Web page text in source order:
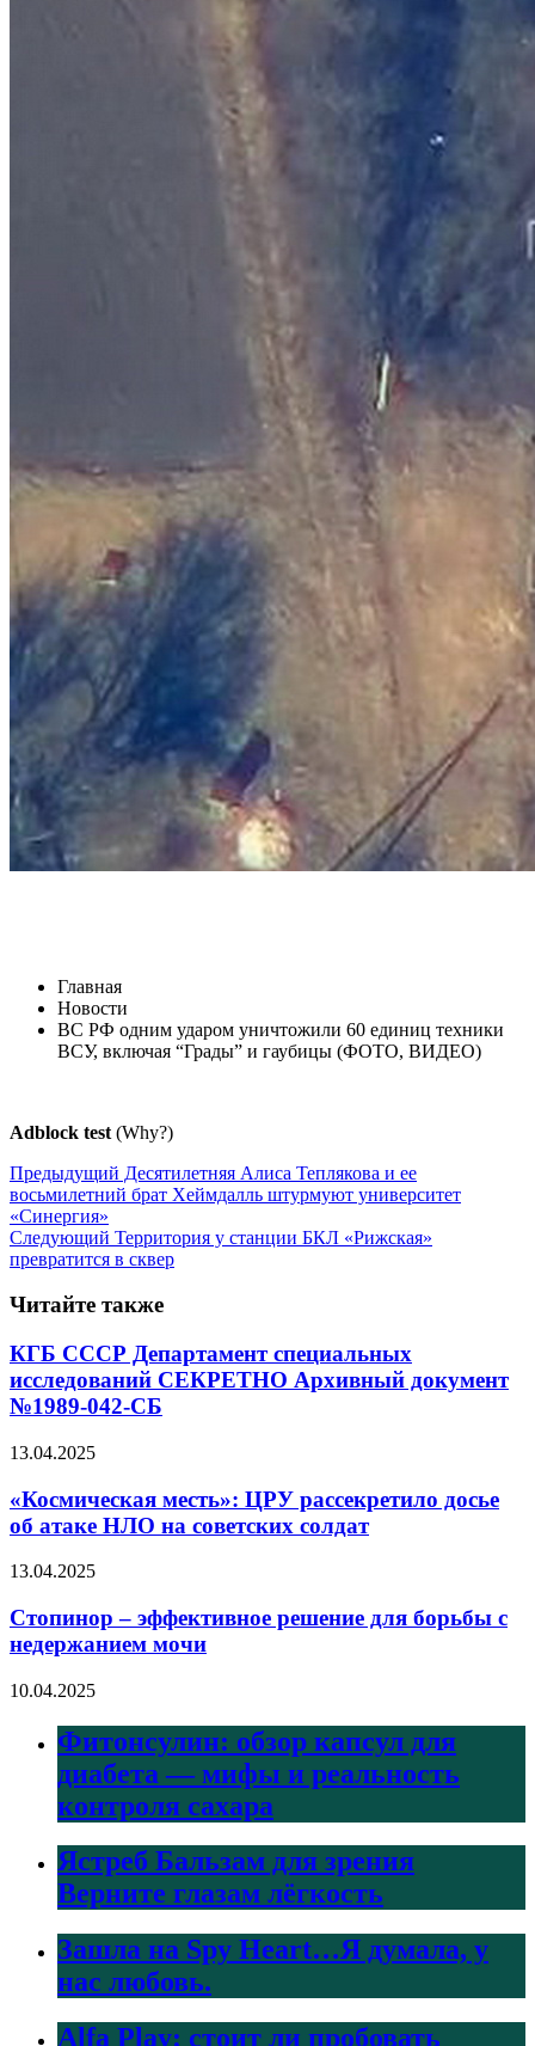
Главная
Новости
ВС РФ одним ударом уничтожили 60 единиц техники
ВСУ, включая “Грады” и гаубицы (ФОТО, ВИДЕО)
Adblock test (Why?)
Предыдущий Десятилетняя Алиса Теплякова и ее
восьмилетний брат Хеймдалль штурмуют университет
«Синергия»
Следующий Территория у станции БКЛ «Рижская»
превратится в сквер
Читайте также
КГБ СССР Департамент специальных
исследований СЕКРЕТНО Архивный документ
№1989-042-СБ
13.04.2025
«Космическая месть»: ЦРУ рассекретило досье
об атаке НЛО на советских солдат
13.04.2025
Стопинор – эффективное решение для борьбы с
недержанием мочи
10.04.2025
Фитонсулин: обзор капсул для
диабета — мифы и реальность
контроля сахара
Ястреб Бальзам для зрения
Верните глазам лёгкость
Зашла на Spy Heart…Я думала, у
нас любовь.
Alfa Play: стоит ли пробовать